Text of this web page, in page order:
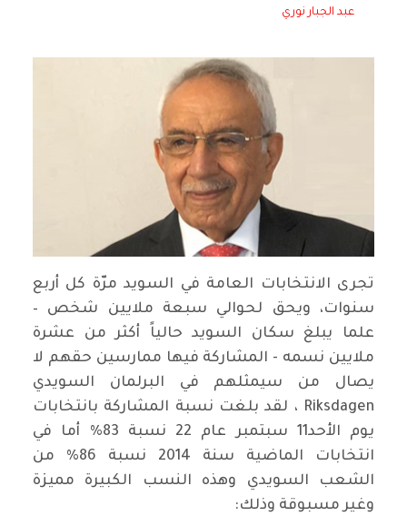
عبد الجبار نوري
تجرى الانتخابات العامة في السويد مرّة كل أربع
سنوات، ويحق لحوالي سبعة ملايين شخص –
علما يبلغ سكان السويد حالياً أكثر من عشرة
ملايين نسمه - المشاركة فيها ممارسين حقهم لا
يصال من سيمثلهم في البرلمان السويدي
Riksdagen ، لقد بلغت نسبة المشاركة بانتخابات
يوم الأحد11 سبتمبر عام 22 نسبة 83% أما في
انتخابات الماضية سنة 2014 نسبة 86% من
الشعب السويدي وهذه النسب الكبيرة مميزة
وغير مسبوقة وذلك: